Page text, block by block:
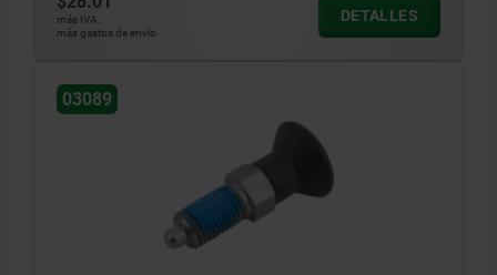
más IVA.
más gastos de envío
DETALLES
03089